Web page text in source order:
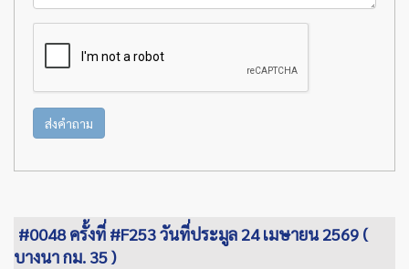
ส่งคำถาม
#0048 ครั้งที่ #F253 วันที่ประมูล 24 เมษายน 2569 (
บางนา กม. 35 )